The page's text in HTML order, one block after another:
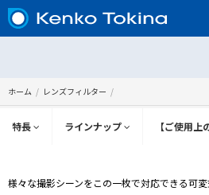
ホーム レンズフィルター
特長 ラインナップ 【ご使用上
様々な撮影シーンをこの一枚で対応できる可変